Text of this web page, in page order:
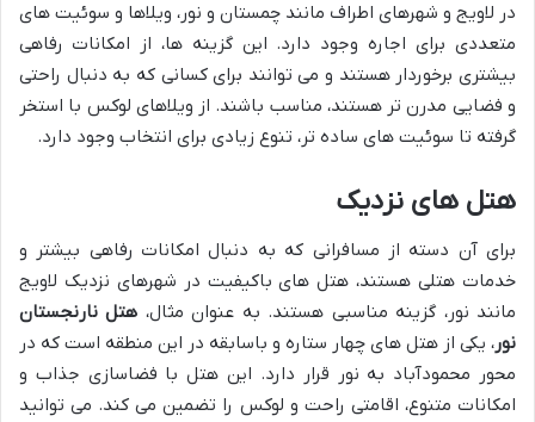
در لاویج و شهرهای اطراف مانند چمستان و نور، ویلاها و سوئیت های
متعددی برای اجاره وجود دارد. این گزینه ها، از امکانات رفاهی
بیشتری برخوردار هستند و می توانند برای کسانی که به دنبال راحتی
و فضایی مدرن تر هستند، مناسب باشند. از ویلاهای لوکس با استخر
گرفته تا سوئیت های ساده تر، تنوع زیادی برای انتخاب وجود دارد.
هتل های نزدیک
برای آن دسته از مسافرانی که به دنبال امکانات رفاهی بیشتر و
خدمات هتلی هستند، هتل های باکیفیت در شهرهای نزدیک لاویج
مانند نور، گزینه مناسبی هستند. به عنوان مثال، هتل نارنجستان
نور، یکی از هتل های چهار ستاره و باسابقه در این منطقه است که در
محور محمودآباد به نور قرار دارد. این هتل با فضاسازی جذاب و
امکانات متنوع، اقامتی راحت و لوکس را تضمین می کند. می توانید